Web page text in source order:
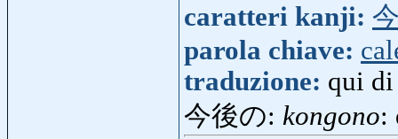
caratteri kanji:
parola chiave:
traduzione: qui di
今後の: kongono: